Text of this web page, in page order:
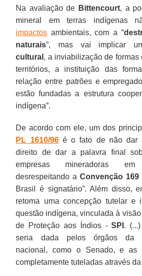
Na avaliação de Bittencourt, a
mineral em terras indígenas
impactos ambientais, com a “
naturais”, mas vai implicar
cultural , a inviabilização de formas
territórios, a instituição das
relação entre patrões e
estão fundadas a estrutura
indígena”.
De acordo com ele, um dos
PL 1610/96é o fato de não dar
direito de dar a palavra final
empresas mineradoras
desrespeitando a Convenção 169
Brasil é signatário”. Além disso,
retoma uma concepção tutelar e
questão indígena, vinculada à
de Proteção aos Índios -SPI .
seria dada pelos órgãos da
nacional, como o Senado, e as
completamente tuteladas através da